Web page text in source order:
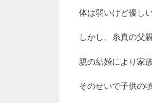
体は弱いけど優し
しかし、糸真の父
親の結婚により家
そのせいで子供の